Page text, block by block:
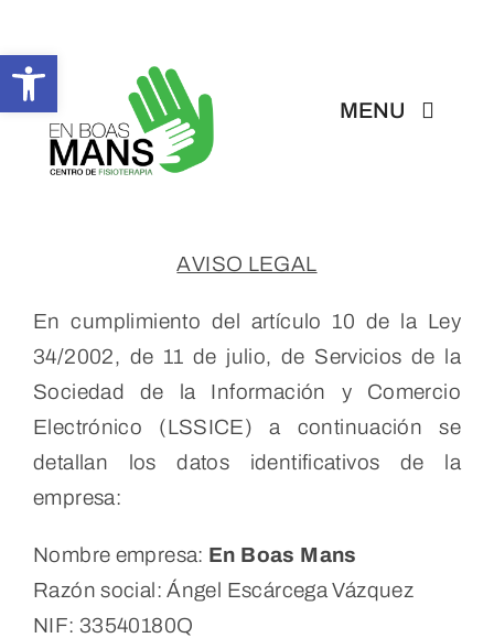
Abrir barra de herramientas
to
content
MENU
En Boas Mans
Fisioterapia
Tratamientos
Contacto
AVISO LEGAL
En cumplimiento del artículo 10 de la Ley
34/2002, de 11 de julio, de Servicios de la
Sociedad de la Información y Comercio
Electrónico (LSSICE) a continuación se
detallan los datos identificativos de la
empresa:
Nombre empresa: En Boas Mans
Razón social: Ángel Escárcega Vázquez
NIF: 33540180Q